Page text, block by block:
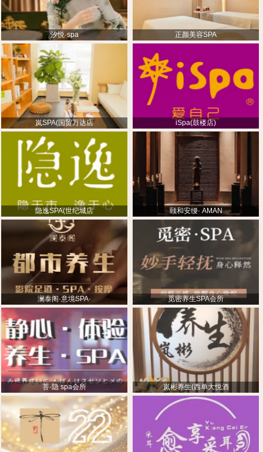
汐悦·spa 正颜美容SPA
岚SPA(国贸万达店 iSpa(鼓楼店)
隐逸SPA(世纪城店 颐和安缦· AMAN
澜泰阁·意境SPA· 觅密养生SPA会所
菩·隐 spa会所 岚彬养生(西单大悦酒